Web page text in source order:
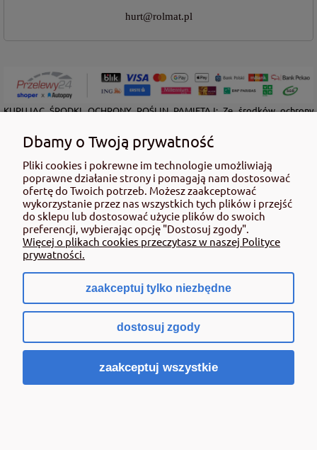
hurt@rolmat.pl
KUPUJĄC ŚRODKI OCHRONY ROŚLIN PAMIĘTAJ: Ze środków ochrony
użyciem przeczytaj informacje zamieszczone w etykiecie i informacje
dotyczące produktu. Zwróć uwagę na zwroty wskazujące rodzaj zagrożenia
oraz przestrzegaj środków bezpieczeństwa zamieszczonych w etykiecie.
Środki ochrony roślin do użytku profesjonalnego mogą być nabyte tylko i
wyłącznie przez osoby pełnoletnie oraz posiadające kwalifikacje
wymagane od osób nabywających środki ochrony roślin określone w
ustawie (art. 28 Ustawy z dn. 8 marca 2013 r. o Środkach Ochrony Roślin Dz.
Ustw 2020 poz.2097 z pózn. zm.) Niespełnienie powyższych warunków jest
złamaniem regulaminu sklepu.
Sklep internetowy Shoper.pl
Dbamy o Twoją prywatność
Pliki cookies i pokrewne im technologie umożliwiają
poprawne działanie strony i pomagają nam dostosować
ofertę do Twoich potrzeb. Możesz zaakceptować
wykorzystanie przez nas wszystkich tych plików i przejść
do sklepu lub dostosować użycie plików do swoich
preferencji, wybierając opcję "Dostosuj zgody".
Więcej o plikach cookies przeczytasz w naszej Polityce
prywatności.
zaakceptuj tylko niezbędne
dostosuj zgody
zaakceptuj wszystkie